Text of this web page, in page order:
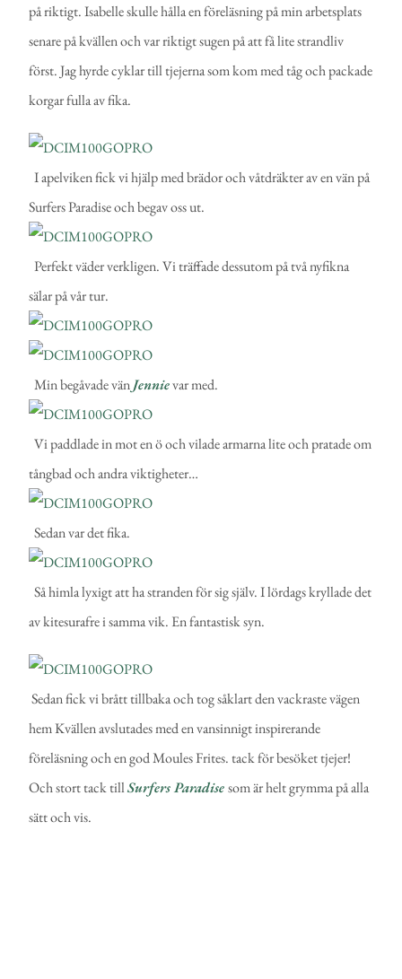
på riktigt. Isabelle skulle hålla en föreläsning på min arbetsplats
senare på kvällen och var riktigt sugen på att få lite strandliv
först. Jag hyrde cyklar till tjejerna som kom med tåg och packade
korgar fulla av fika.
I apelviken fick vi hjälp med brädor och våtdräkter av en vän på
Surfers Paradise och begav oss ut.
Perfekt väder verkligen. Vi träffade dessutom på två nyfikna
sälar på vår tur.
Min begåvade vänJennievar med.
Vi paddlade in mot en ö och vilade armarna lite och pratade om
tångbad och andra viktigheter…
Sedan var det fika.
Så himla lyxigt att ha stranden för sig själv. I lördags kryllade det
av kitesurafre i samma vik. En fantastisk syn.
Sedan fick vi brått tillbaka och tog såklart den vackraste vägen
hem Kvällen avslutades med en vansinnigt inspirerande
föreläsning och en god Moules Frites. tack för besöket tjejer!
Och stort tack tillSurfers Paradisesom är helt grymma på alla
sätt och vis.